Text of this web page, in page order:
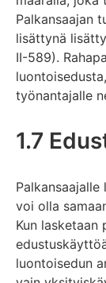
Palkansaajan
lisättynä
II-589).
työnantajalle
1.7
voi olla
Kun lasketaan
luontoisedun